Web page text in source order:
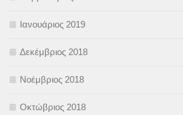
Ιανουάριος 2019
Δεκέμβριος 2018
Νοέμβριος 2018
Οκτώβριος 2018